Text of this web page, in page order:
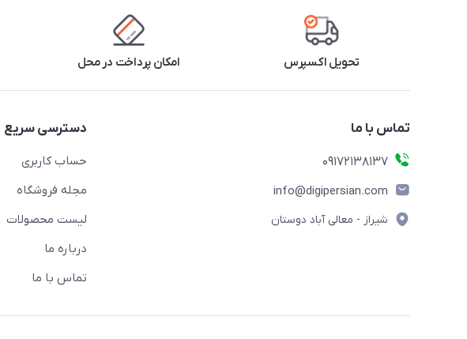
تحویل اکسپرس امکان پرداخت در محل
تماس با ما
09172138137
info@digipersian.com
شیراز - معالی آباد دوستان
دسترسی سریع
حساب کاربری
مجله فروشگاه
لیست محصولات
درباره ما
تماس با ما